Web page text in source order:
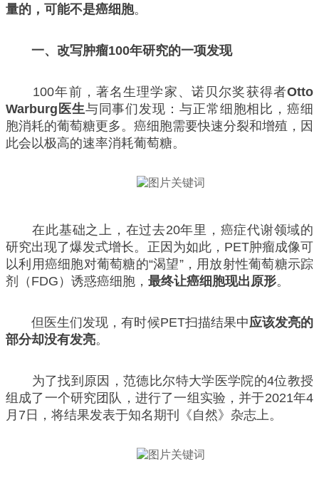
量的，可能不是癌细胞。
一、改写肿瘤100年研究的一项发现
100年前，著名生理学家、诺贝尔奖获得者Otto
Warburg医生与同事们发现：与正常细胞相比，癌细
胞消耗的葡萄糖更多。癌细胞需要快速分裂和增殖，因
此会以极高的速率消耗葡萄糖。
在此基础之上，在过去20年里，癌症代谢领域的
研究出现了爆发式增长。正因为如此，PET肿瘤成像可
以利用癌细胞对葡萄糖的“渴望”，用放射性葡萄糖示踪
剂（FDG）诱惑癌细胞， 最终让癌细胞现出原形。
但医生们发现，有时候PET扫描结果中应该发亮的
部分却没有发亮。
为了找到原因，范德比尔特大学医学院的4位教授
组成了一个研究团队，进行了一组实验，并于2021年4
月7日，将结果发表于知名期刊《自然》杂志上。